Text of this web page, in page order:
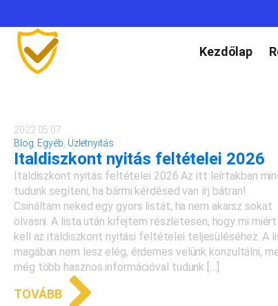
Kezdőlap
2022.05.07.
Blog Egyéb Üzletnyitás
Italdiszkont nyitás feltételei 2026
Italdiszkont nyitás feltételei 2026 Az itt leírtakban
tudunk segíteni, ha bármi kérdésed van írj bátran!
Csináltam neked egy gyors listát, ha nem akarsz sokat
olvasni. A lista után kifejtem részletesen, hogy mi miért
kell az italdiszkont nyitási feltételei teljesüléséhez. A
magában nem lesz elég, érdemes velünk konzultálni,
még több hasznos információval tudunk […]
TOVÁBB